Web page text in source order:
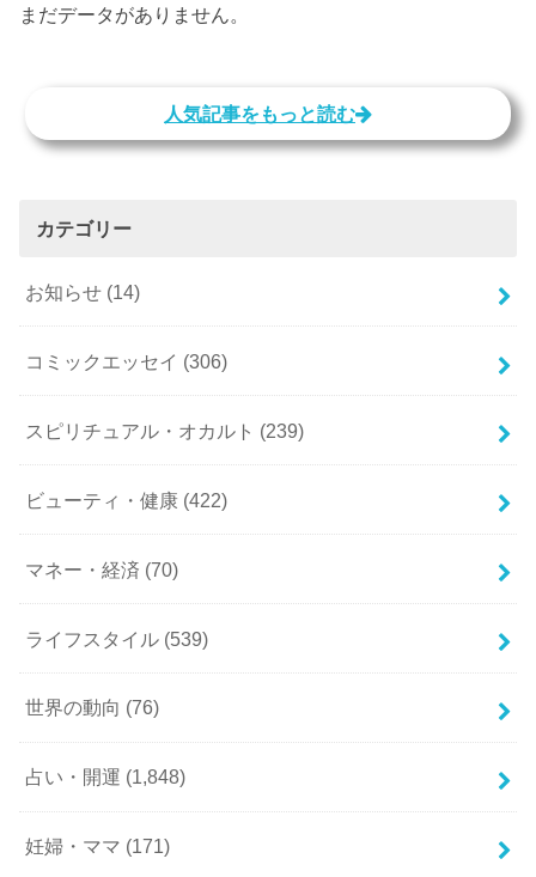
まだデータがありません。
人気記事をもっと読む
カテゴリー
お知らせ (14)
コミックエッセイ (306)
スピリチュアル・オカルト (239)
ビューティ・健康 (422)
マネー・経済 (70)
ライフスタイル (539)
世界の動向 (76)
占い・開運 (1,848)
妊婦・ママ (171)